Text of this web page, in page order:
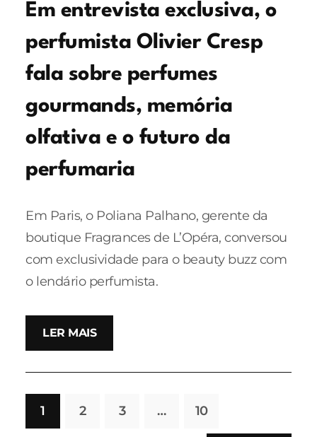
Em entrevista exclusiva, o
perfumista Olivier Cresp
fala sobre perfumes
gourmands, memória
olfativa e o futuro da
perfumaria
Em Paris, o Poliana Palhano, gerente da
boutique Fragrances de L’Opéra, conversou
com exclusividade para o beauty buzz com
o lendário perfumista.
LER MAIS
1 2 3 … 10